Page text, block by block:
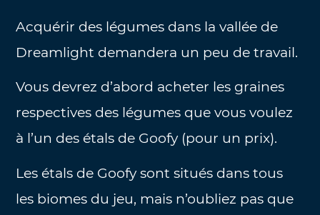
Acquérir des légumes dans la vallée de
Dreamlight demandera un peu de travail.
Vous devrez d’abord acheter les graines
respectives des légumes que vous voulez
à l’un des étals de Goofy (pour un prix).
Les étals de Goofy sont situés dans tous
les biomes du jeu, mais n’oubliez pas que